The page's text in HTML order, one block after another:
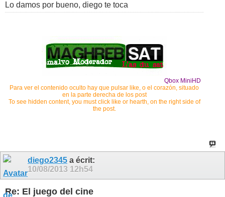
Lo damos por bueno, diego te toca
Qbox MiniHD
Para ver el contenido oculto hay que pulsar like, o el corazón, situado
en la parte derecha de los post
To see hidden content, you must click like or hearth, on the right side of
the post.
diego2345 a écrit:
10/08/2013 12h54
Re: El juego del cine